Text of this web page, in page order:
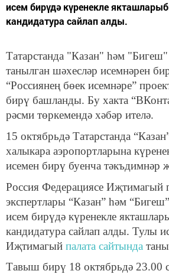
исем бирүдә күренекле
кандидатура сайлап алды.
Татарстанда "Казан" һәм
танылган шәхесләр исемнәрен
“Россиянең бөек исемнәре”
бирү башланды. Бу хакта
рәсми төркемендә хәбәр ителә.
15 октябрьдә Татарстанда
халыкара аэропортларына
исемен бирү буенча тәкъдимнәр
Россия Федерациясе Иҗтимагый
экспертлары “Казан” һәм
исем бирүдә күренекле
кандидатура сайлап алды. Тулы
Иҗтимагый палата сайтында
Тавыш бирү 18 октябрьдә 23.00